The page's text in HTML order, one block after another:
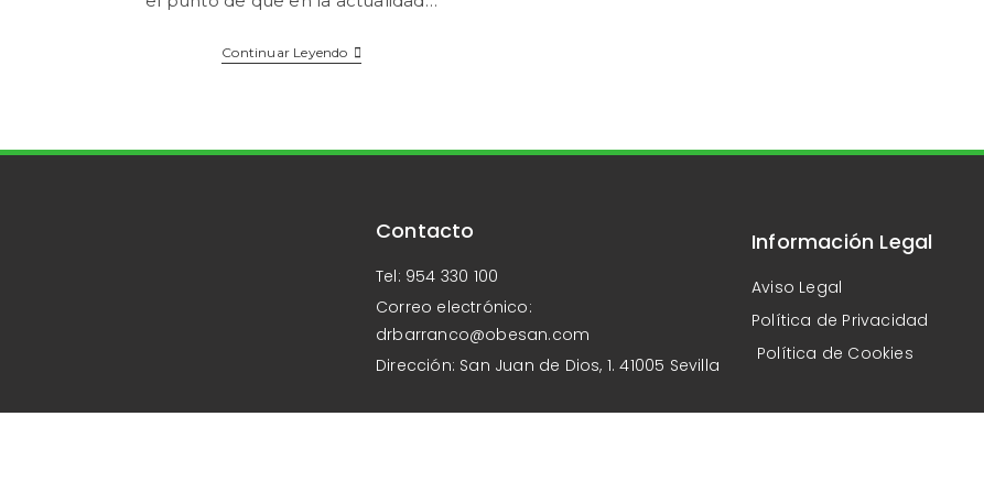
Continuar Leyendo
Contacto
Tel: 954 330 100
Correo electrónico:
drbarranco@obesan.com
Dirección: San Juan de Dios, 1. 41005 Sevilla
Información Legal
Aviso Legal
Política de Privacidad
Política de Cookies